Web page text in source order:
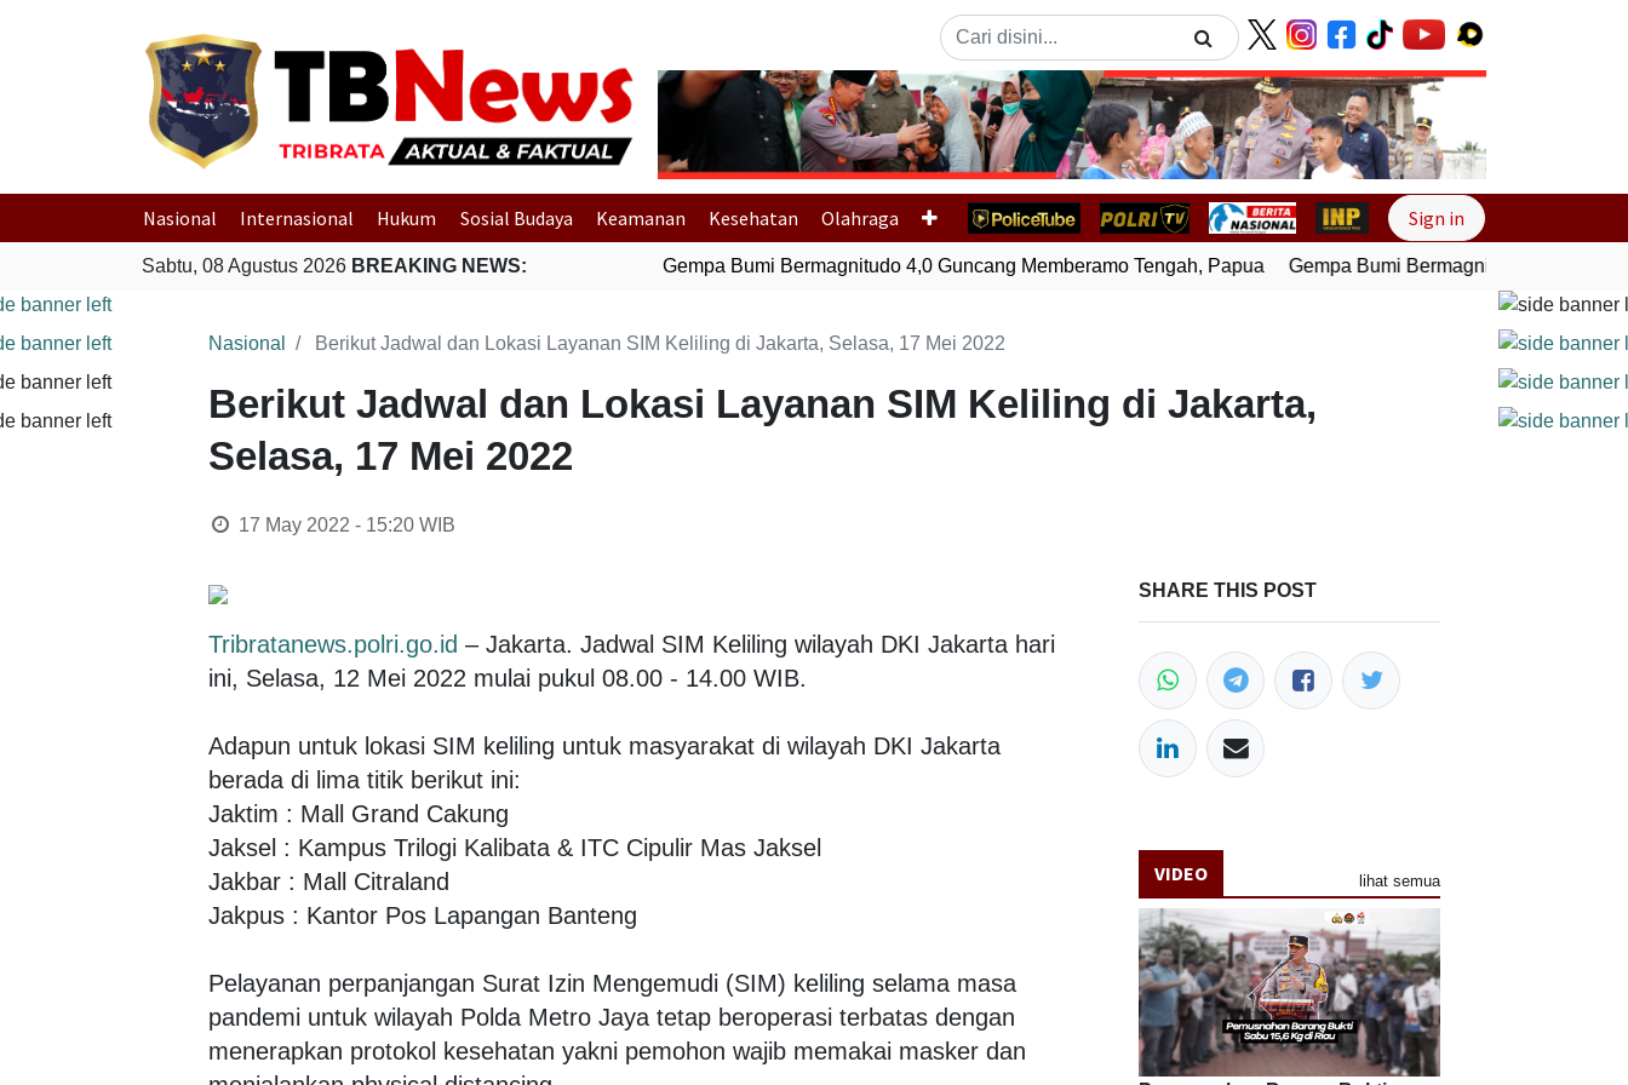
Previous Next
Nasional Internasional Hukum Sosial Budaya Keamanan Kesehatan Olahraga Sign in
Sabtu, 08 Agustus 2026 BREAKING NEWS: Gempa Bumi Bermagnitudo 4,0 Guncang Memberamo Tengah, Papua Gempa Bumi Bermagnitudo 4,0
Nasional Berikut Jadwal dan Lokasi Layanan SIM Keliling di Jakarta, Selasa, 17 Mei 2022
Berikut Jadwal dan Lokasi Layanan SIM Keliling di Jakarta,
Selasa, 17 Mei 2022
17 May 2022 - 15:20WIB
Tribratanews.polri.go.id – Jakarta. Jadwal SIM Keliling wilayah DKI Jakarta hari
ini, Selasa, 12 Mei 2022 mulai pukul 08.00 - 14.00 WIB.
Adapun untuk lokasi SIM keliling untuk masyarakat di wilayah DKI Jakarta
berada di lima titik berikut ini:
Jaktim : Mall Grand Cakung
Jaksel : Kampus Trilogi Kalibata & ITC Cipulir Mas Jaksel
Jakbar : Mall Citraland
Jakpus : Kantor Pos Lapangan Banteng
Pelayanan perpanjangan Surat Izin Mengemudi (SIM) keliling selama masa
pandemi untuk wilayah Polda Metro Jaya tetap beroperasi terbatas dengan
menerapkan protokol kesehatan yakni pemohon wajib memakai masker dan
SHARE THIS POST
VIDEO lihat semua